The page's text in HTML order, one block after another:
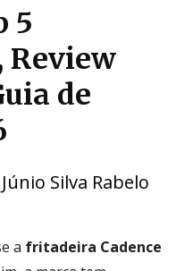
5
Review
de
Júnio Silva Rabelo
a fritadeira Cadence